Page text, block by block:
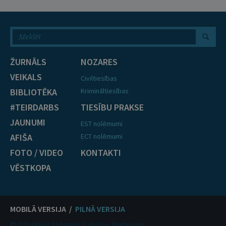
ŽURNĀLS
VEIKALS
BIBLIOTĒKA
#TEIRDARBS
JAUNUMI
AFIŠA
FOTO / VIDEO
VĒSTKOPA
NOZARES
Civiltiesības
Krimināltiesības
TIESĪBU PRAKSE
EST nolēmumi
ECT nolēmumi
KONTAKTI
MOBILĀ VERSIJA / PILNĀ VERSIJA